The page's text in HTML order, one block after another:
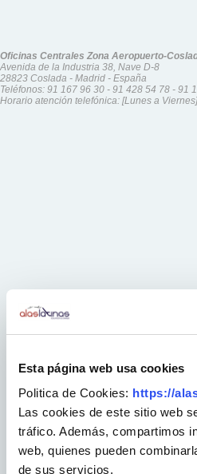
Esta página web usa cookies
Politica de Cookies: https://
Las cookies de este sitio web
tráfico. Además, compartimos
web, quienes pueden
de sus servicios.
Oficinas Centrales Zona Aeropuerto-
Avenida de la Industria 38, Nave D-8
28823 Coslada - Madrid - España
Teléfonos: 91 167 96 30 - 91 428 54 78 - 91
Horario atención telefónica: [Lunes a